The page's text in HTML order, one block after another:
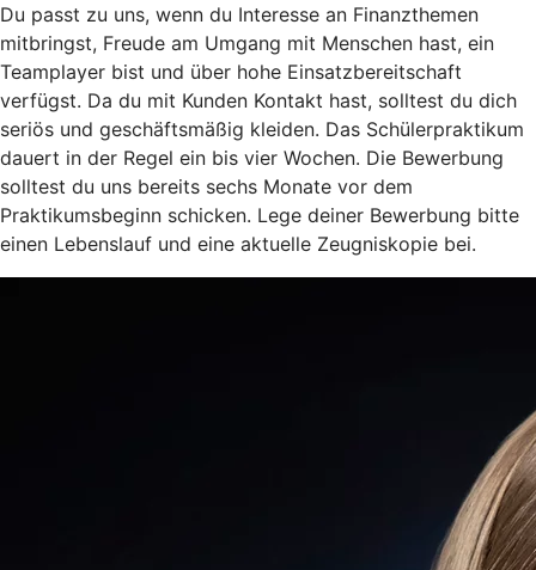
Du passt zu uns, wenn du Interesse an Finanzthemen
mitbringst, Freude am Umgang mit Menschen hast, ein
Teamplayer bist und über hohe Einsatzbereitschaft
verfügst. Da du mit Kunden Kontakt hast, solltest du dich
seriös und geschäftsmäßig kleiden. Das Schülerpraktikum
dauert in der Regel ein bis vier Wochen. Die Bewerbung
solltest du uns bereits sechs Monate vor dem
Praktikumsbeginn schicken. Lege deiner Bewerbung bitte
einen Lebenslauf und eine aktuelle Zeugniskopie bei.